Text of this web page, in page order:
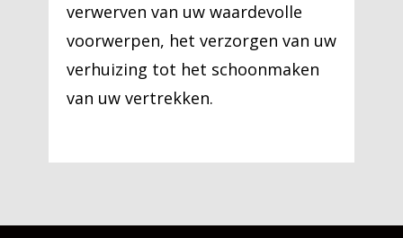
verwerven van uw waardevolle
voorwerpen, het verzorgen van uw
verhuizing tot het schoonmaken
van uw vertrekken.